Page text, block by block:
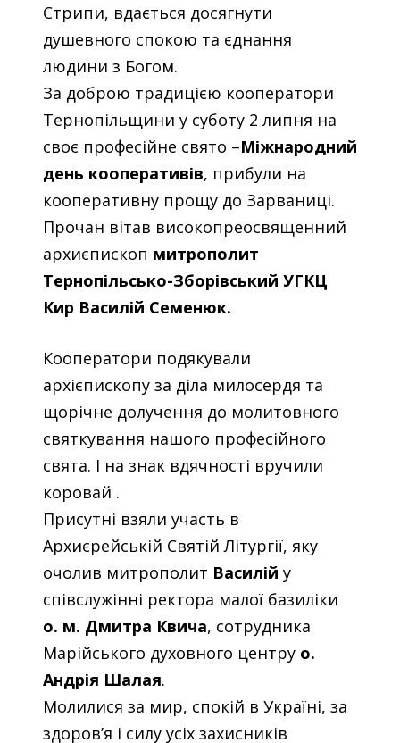
Стрипи, вдається досягнути
душевного спокою та єднання
людини з Богом.
За доброю традицією кооператори
Тернопільщини у суботу 2 липня на
своє професійне свято –Міжнародний
день кооперативів, прибули на
кооперативну прощу до Зарваниці.
Прочан вітав високопреосвященний
архиєпископ митрополит
Тернопільсько-Зборівський УГКЦ
Кир Василій Семенюк.
Кооператори подякували
архієпископу за діла милосердя та
щорічне долучення до молитовного
святкування нашого професійного
свята. І на знак вдячності вручили
коровай .
Присутні взяли участь в
Архиєрейській Святій Літургії, яку
очолив митрополит Василій у
співслужінні ректора малої базиліки
о. м. Дмитра Квича, сотрудника
Марійського духовного центру о.
Андрія Шалая.
Молилися за мир, спокій в Україні, за
здоров’я і силу усіх захисників